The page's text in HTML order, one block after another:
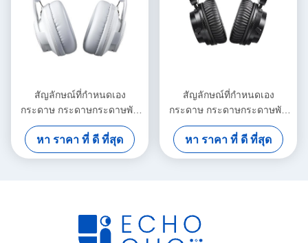
สัญลักษณ์ที่กําหนดเอง
กระดาษ กระดาษกระดาษพับ
ขาว / ดํา / ทองแดง กล่องของ
ขวัญแม่เหล็กหรู
หา ราคา ที่ ดี ที่สุด
สัญลักษณ์ที่กําหนดเอง
กระดาษ กระดาษกระดาษพับ
ขาว / ดํา / ทองแดง กล่องของ
ขวัญแม่เหล็กหรู
หา ราคา ที่ ดี ที่สุด